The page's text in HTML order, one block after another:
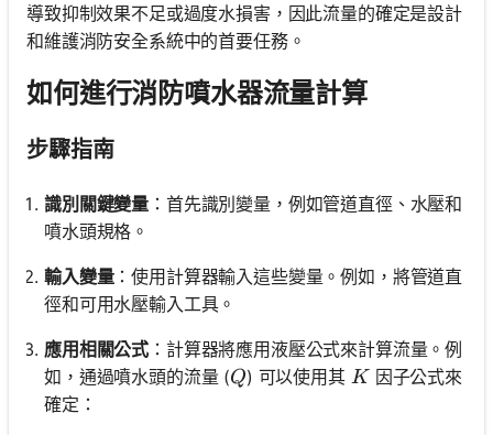
導致抑制效果不足或過度水損害，因此流量的確定是設計
和維護消防安全系統中的首要任務。
如何進行消防噴水器流量計算
步驟指南
識別關鍵變量 ：首先識別變量，例如管道直徑、水壓和
噴水頭規格。
輸入變量：使用計算器輸入這些變量。例如，將管道直
徑和可用水壓輸入工具。
應用相關公式 ：計算器將應用液壓公式來計算流量。例
如，通過噴水頭的流量 (Q
Q) 可以使用其 K
K因子公式來
確定：